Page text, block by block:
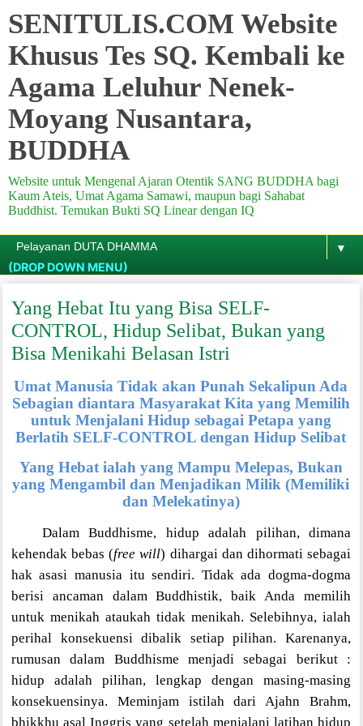
SENITULIS.COM Website
Khusus Tes SQ. Kembali ke
Agama Leluhur Nenek-
Moyang Nusantara,
BUDDHA
Website untuk Mengenal Ajaran Otentik SANG BUDDHA bagi
Kaum Ateis, Umat Agama Samawi, maupun bagi Sahabat
Buddhist. Temukan Bukti SQ Linear dengan IQ
▼
(DROP DOWN MENU)
Yang Hebat Itu yang Bisa SELF-
CONTROL, Hidup Selibat, Bukan yang
Bisa Menikahi Belasan Istri
Umat Manusia Tidak akan Punah Sekalipun Ada
Sebagian diantara Masyarakat Kita yang Memilih
untuk Menjalani Hidup sebagai Petapa yang
Berlatih SELF-CONTROL dengan Hidup Selibat
Yang Hebat ialah yang Mampu Melepas, Bukan
yang Mengambil dan Menjadikan Milik (Memiliki
dan Melekatinya)
Dalam Buddhisme, hidup adalah pilihan, dimana
kehendak bebas (free will) dihargai dan dihormati sebagai
hak asasi manusia itu sendiri. Tidak ada dogma-dogma
berisi ancaman dalam Buddhistik, baik Anda memilih
untuk menikah ataukah tidak menikah. Selebihnya, ialah
perihal konsekuensi dibalik setiap pilihan. Karenanya,
rumusan dalam Buddhisme menjadi sebagai berikut :
hidup adalah pilihan, lengkap dengan masing-masing
konsekuensinya. Meminjam istilah dari Ajahn Brahm,
bhikkhu asal Inggris yang setelah menjalani latihan hidup